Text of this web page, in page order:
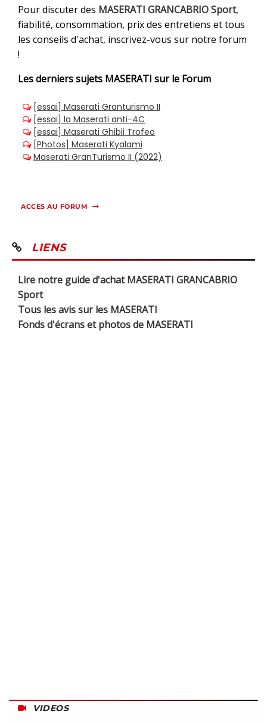
Pour discuter des MASERATI GRANCABRIO Sport,
fiabilité, consommation, prix des entretiens et tous
les conseils d'achat, inscrivez-vous sur notre forum
!
Les derniers sujets MASERATI sur le Forum
ACCES AU FORUM
LIENS
Lire notre guide d'achat MASERATI GRANCABRIO
Sport
Tous les avis sur les MASERATI
Fonds d'écrans et photos de MASERATI
VIDEOS